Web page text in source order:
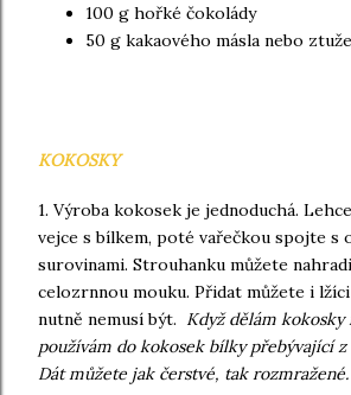
100 g hořké čokolády
50 g kakaového másla nebo
KOKOSKY
1. Výroba kokosek je jednoduchá.
vejce s bílkem, poté vařečkou spojte s
surovinami. Strouhanku můžete
celozrnnou mouku. Přidat můžete i lžíci
nutně nemusí být. Když dělám kokosky
používám do kokosek bílky přebývající
Dát můžete jak čerstvé, tak rozmražené.